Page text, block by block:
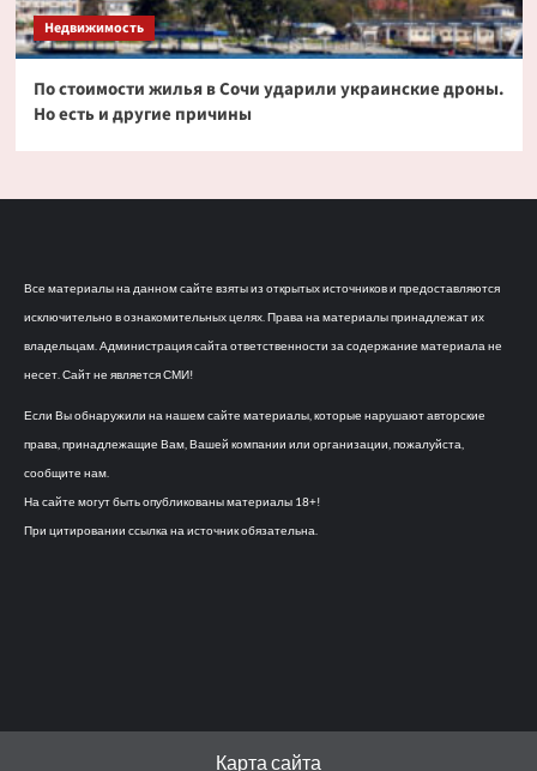
Недвижимость
По стоимости жилья в Сочи ударили украинские дроны.
Но есть и другие причины
Все материалы на данном сайте взяты из открытых источников и предоставляются
исключительно в ознакомительных целях. Права на материалы принадлежат их
владельцам. Администрация сайта ответственности за содержание материала не
несет. Сайт не является СМИ!
Если Вы обнаружили на нашем сайте материалы, которые нарушают авторские
права, принадлежащие Вам, Вашей компании или организации, пожалуйста,
сообщите нам.
На сайте могут быть опубликованы материалы 18+!
При цитировании ссылка на источник обязательна.
Карта сайта